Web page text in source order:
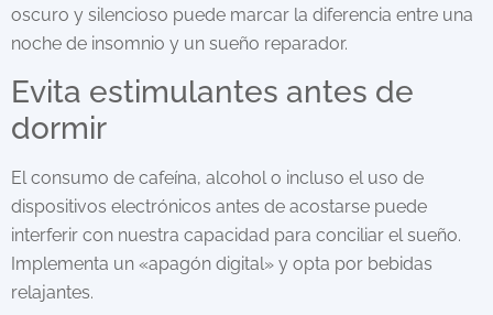
oscuro y silencioso puede marcar la diferencia entre una
noche de insomnio y un sueño reparador.
Evita estimulantes antes de
dormir
El consumo de cafeína, alcohol o incluso el uso de
dispositivos electrónicos antes de acostarse puede
interferir con nuestra capacidad para conciliar el sueño.
Implementa un «apagón digital» y opta por bebidas
relajantes.